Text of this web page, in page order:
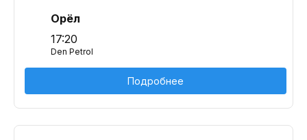
Орёл
17:20
Den Petrol
Подробнее